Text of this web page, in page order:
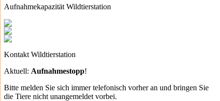
Aufnahmekapazität Wildtierstation
Kontakt Wildtierstation
Aktuell: Aufnahmestopp!
Bitte melden Sie sich immer telefonisch vorher an und bringen Sie
die Tiere nicht unangemeldet vorbei.